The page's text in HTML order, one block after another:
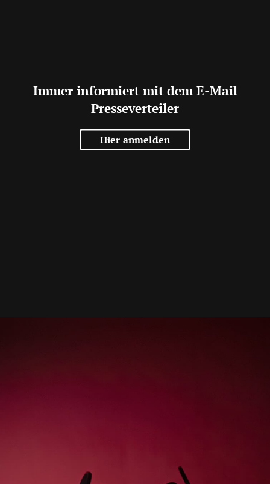
Immer informiert mit dem E-Mail
Presseverteiler
Hier anmelden